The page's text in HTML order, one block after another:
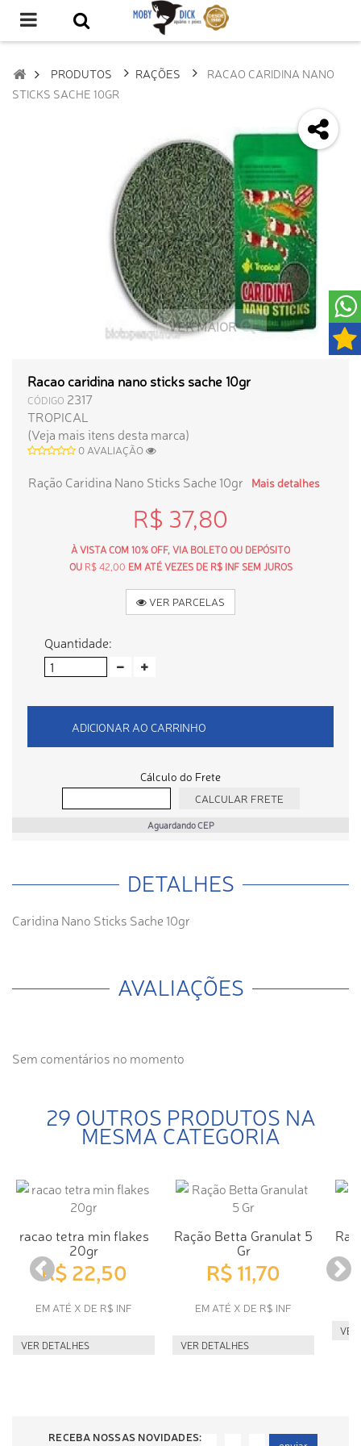
PRODUTOS RAÇÕES
RACAO CARIDINA NANO
STICKS SACHE 10GR
VER MAIOR
Racao caridina nano sticks sache 10gr
CÓDIGO 2317
TROPICAL
(Veja mais itens desta marca)
0 AVALIAÇÃO
Ração Caridina Nano Sticks Sache 10gr Mais detalhes
R$ 37,80
À VISTA COM 10% OFF, VIA BOLETO OU DEPÓSITO
OU R$ 42,00 EM ATÉ VEZES DE R$ INF SEM JUROS
VER PARCELAS
Quantidade:
ADICIONAR AO CARRINHO
Cálculo do Frete
Aguardando CEP
DETALHES
Caridina Nano Sticks Sache 10gr
AVALIAÇÕES
Sem comentários no momento
29 OUTROS PRODUTOS NA
MESMA CATEGORIA
racao tetra min flakes
20gr
R$ 22,50
EM ATÉ X DE R$ INF
VER DETALHES
Ração Betta Granulat 5
Gr
R$ 11,70
EM ATÉ X DE R$ INF
VER DETALHES
VER
RECEBA NOSSAS NOVIDADES: